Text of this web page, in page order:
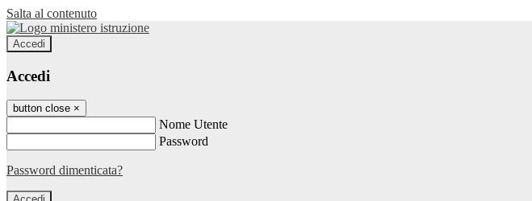
Salta al contenuto
Accedi
Accedi
button close ×
Nome Utente
Password
Password dimenticata?